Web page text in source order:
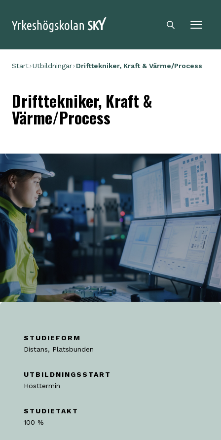
Sky logga
Sökikon
Start Utbildningar Drifttekniker, Kraft & Värme/Process
Drifttekniker, Kraft &
Värme/Process
STUDIEFORM
Distans, Platsbunden
UTBILDNINGSSTART
Hösttermin
STUDIETAKT
100 %